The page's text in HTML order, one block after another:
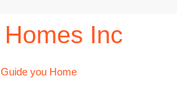
Inc
you Home